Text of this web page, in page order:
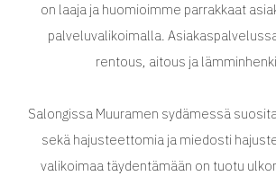
on laaja ja huomioimme parrakkaat
palveluvalikoimalla.
rentous, aitous ja
Salongissa Muuramen sydämessä
sekä hajusteettomia ja miedosti
valikoimaa täydentämään on tuotu